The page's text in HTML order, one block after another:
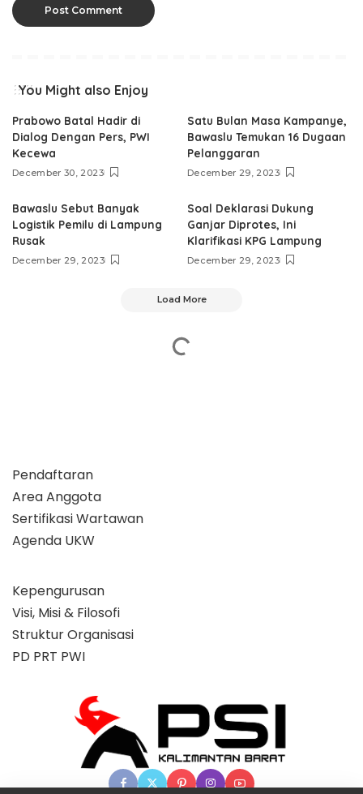
You Might also Enjoy
Prabowo Batal Hadir di
Dialog Dengan Pers, PWI
Kecewa
December 30, 2023
Satu Bulan Masa Kampanye,
Bawaslu Temukan 16 Dugaan
Pelanggaran
December 29, 2023
Bawaslu Sebut Banyak
Logistik Pemilu di Lampung
Rusak
December 29, 2023
Soal Deklarasi Dukung
Ganjar Diprotes, Ini
Klarifikasi KPG Lampung
December 29, 2023
Load More
Pendaftaran
Area Anggota
Sertifikasi Wartawan
Agenda UKW
Kepengurusan
Visi, Misi & Filosofi
Struktur Organisasi
PD PRT PWI